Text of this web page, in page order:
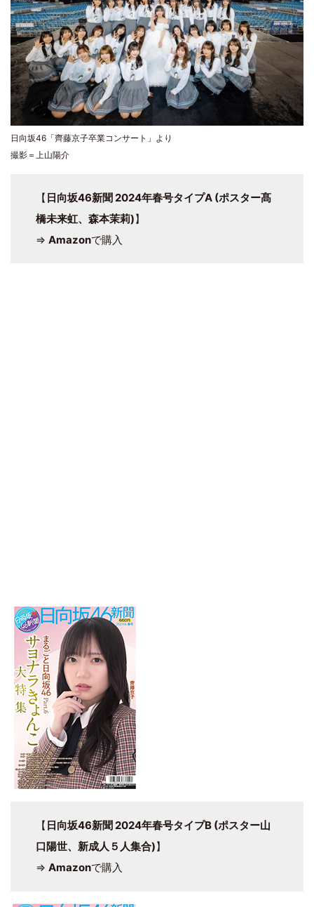
日向坂46「齊藤京子卒業コンサート」より
撮影＝上山陽介
【 日向坂46新聞 2024年春号タイプA (ポスター髙
橋未来虹、森本茉莉)】
⇒ Amazonで購入
【 日向坂46新聞 2024年春号タイプB (ポスター山
口陽世、新成人５人集合)】
⇒ Amazonで購入